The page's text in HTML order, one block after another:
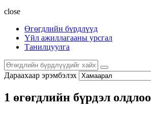
close
Өгөгдлийн бүрдлүүд
Үйл ажиллагааны урсгал
Танилцуулга
Дараахаар эрэмбэлэх
1 өгөгдлийн бүрдэл олдлоо